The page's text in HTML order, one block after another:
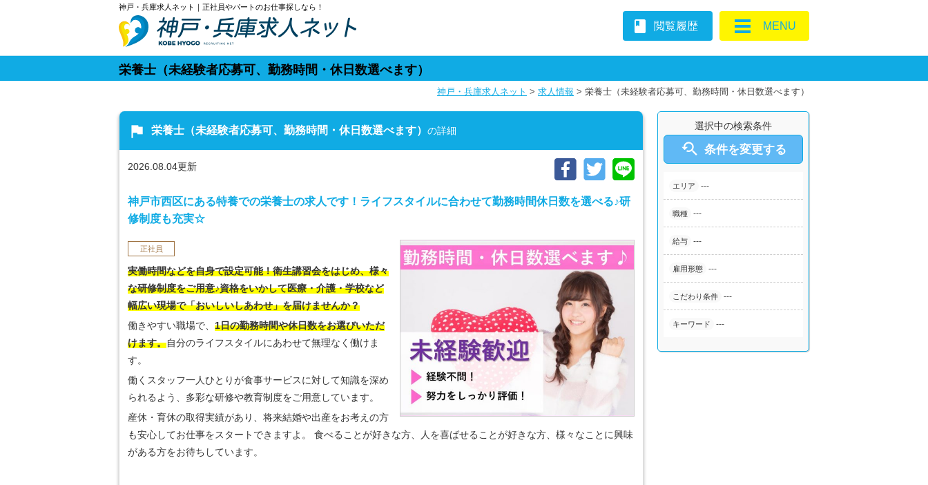
神戸・兵庫求人ネット｜正社員やパートのお仕事探しなら！
MENU
book 閲覧履歴
栄養士（未経験者応募可、勤務時間・休日数選べます）
神戸・兵庫求人ネット > 求人情報 > 栄養士（未経験者応募可、勤務時間・休日数選べます）
選択中の検索条件
 条件を変更する
エリア ---
職種 ---
給与 ---
雇用形態 ---
こだわり条件 ---
キーワード ---
flag 栄養士（未経験者応募可、勤務時間・休日数選べます） の詳細
2026.08.04更新
神戸市西区にある特養での栄養士の求人です！ライフスタイルに合わせて勤務時間休日数を選べる♪研
修制度も充実☆
正社員
実働時間などを自身で設定可能！衛生講習会をはじめ、様々
な研修制度をご用意♪資格をいかして医療・介護・学校など
幅広い現場で「おいしいしあわせ」を届けませんか？
働きやすい職場で、 1日の勤務時間や休日数をお選びいただ
けます。自分のライフスタイルにあわせて無理なく働けま
す。
働くスタッフ一人ひとりが食事サービスに対して知識を深め
られるよう、多彩な研修や教育制度をご用意しています。
産休・育休の取得実績があり、将来結婚や出産をお考えの方
も安心してお仕事をスタートできますよ。 食べることが好きな方、人を喜ばせることが好きな方、様々なことに興味
がある方をお待ちしています。